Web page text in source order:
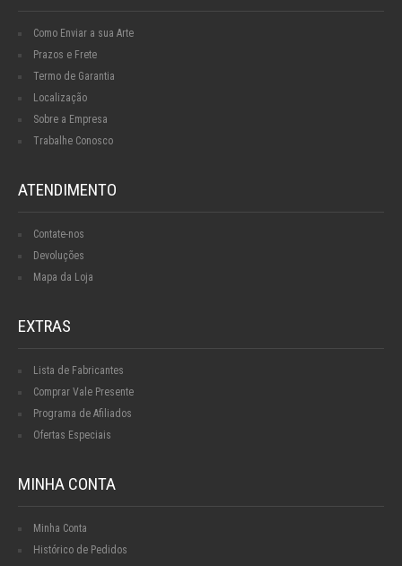
Como Enviar a sua Arte
Prazos e Frete
Termo de Garantia
Localização
Sobre a Empresa
Trabalhe Conosco
ATENDIMENTO
Contate-nos
Devoluções
Mapa da Loja
EXTRAS
Lista de Fabricantes
Comprar Vale Presente
Programa de Afiliados
Ofertas Especiais
MINHA CONTA
Minha Conta
Histórico de Pedidos